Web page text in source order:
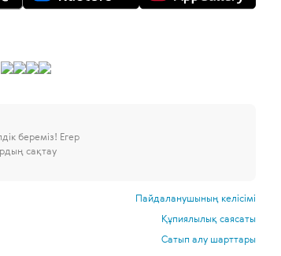
береміз! Егер
сақтау
Пайдаланушының келісімі
Құпиялылық саясаты
Сатып алу шарттары